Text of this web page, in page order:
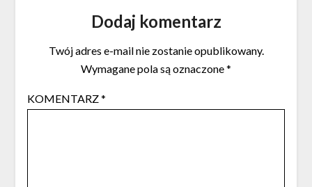
Dodaj komentarz
Twój adres e-mail nie zostanie opublikowany.
Wymagane pola są oznaczone*
KOMENTARZ*